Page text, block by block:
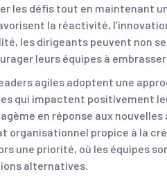
les défis tout en maintenant
la réactivité,
les dirigeants peuvent non
leurs équipes à
agiles adoptent une
qui impactent positivement
en réponse aux
organisationnel propice à la
une priorité, où les équipes
alternatives.